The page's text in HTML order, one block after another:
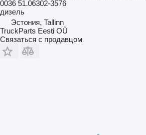
0036 51.06302-3576
дизель
Эстония, Tallinn
TruckParts Eesti OÜ
Связаться с продавцом